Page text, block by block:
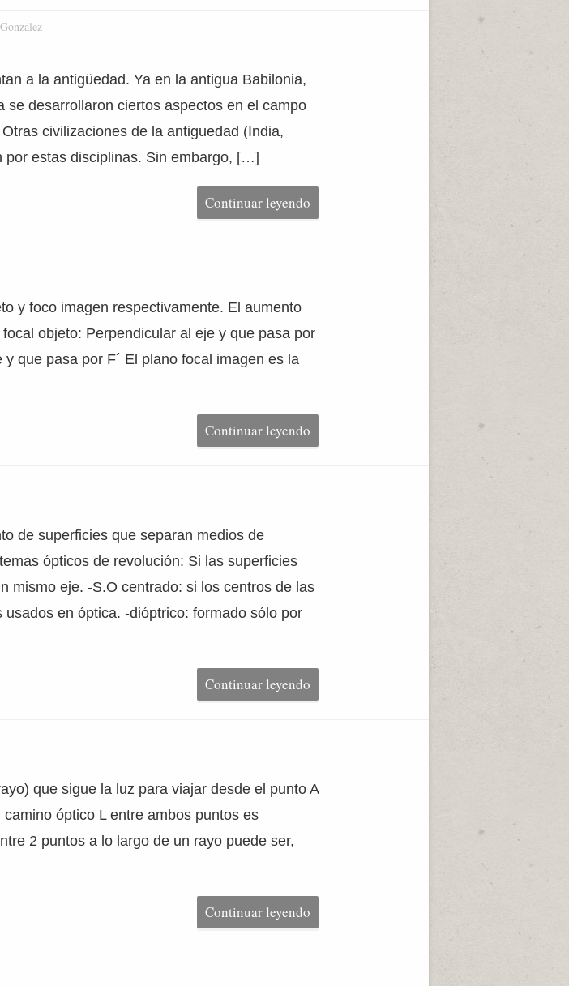
a la antigüedad. Ya en la antigua Babilonia,
desarrollaron ciertos aspectos en el campo
civilizaciones de la antiguedad (India,
por estas disciplinas. Sin embargo, […]
Continuar leyendo
y foco imagen respectivamente. El aumento
objeto: Perpendicular al eje y que pasa por
que pasa por F´ El plano focal imagen es la
Continuar leyendo
de superficies que separan medios de
ópticos de revolución: Si las superficies
mismo eje. -S.O centrado: si los centros de las
en óptica. -dióptrico: formado sólo por
Continuar leyendo
que sigue la luz para viajar desde el punto A
óptico L entre ambos puntos es
2 puntos a lo largo de un rayo puede ser,
Continuar leyendo